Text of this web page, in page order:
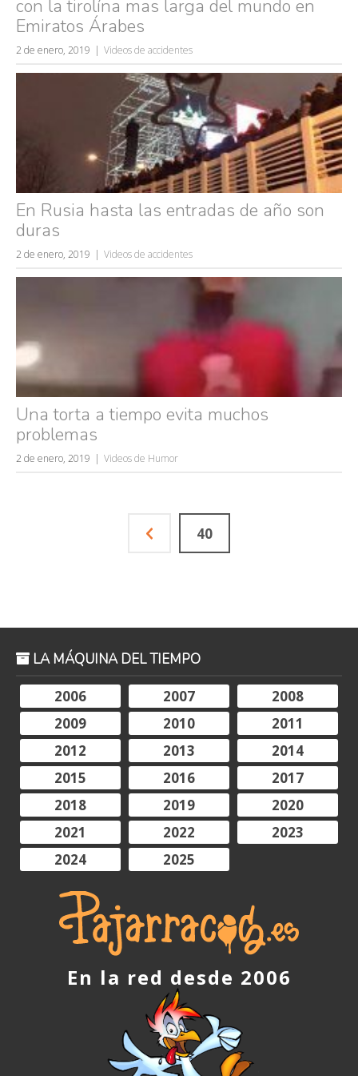
rusos
caídas
fails
con la tirolína mas larga del mundo en
Emiratos Árabes
2 de enero, 2019 Videos de accidentes
En Rusia hasta las entradas de año son
duras
2 de enero, 2019 Videos de accidentes
Una torta a tiempo evita muchos
problemas
2 de enero, 2019 Videos de Humor
40
LA MÁQUINA DEL TIEMPO
2006
2007
2008
2009
2010
2011
2012
2013
2014
2015
2016
2017
2018
2019
2020
2021
2022
2023
2024
2025
En la red desde 2006